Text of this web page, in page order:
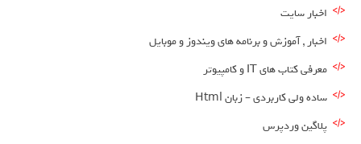
اخبار سایت
اخبار , آموزش و برنامه های ویندوز و موبایل
معرفی کتاب های IT و کامپیوتر
ساده ولی کاربردی – زبان Html
پلاگین وردپرس